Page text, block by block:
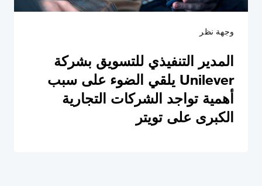
وجهة نظر
المدير التنفيذي للتسويق بشركة
Unilever يلقي الضوء على سبب
أهمية تواجد الشركات التجارية
الكبرى على تويتر